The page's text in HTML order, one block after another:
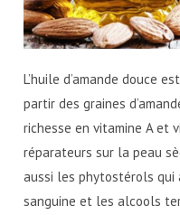
L’huile d’amande douce
partir des graines
richesse en vitamine A et
réparateurs sur la peau
aussi les phytostérols
sanguine et les alcools